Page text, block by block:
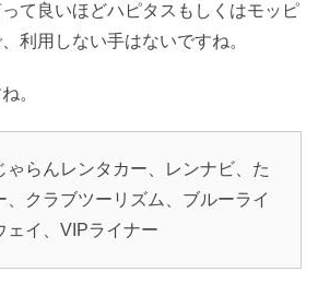
て良いほどハピタスもしくはモッピ
利用しない手はないですね。
。
ゃらんレンタカー、レンナビ、た
、クラブツーリズム、ブルーライ
ェイ、VIPライナー